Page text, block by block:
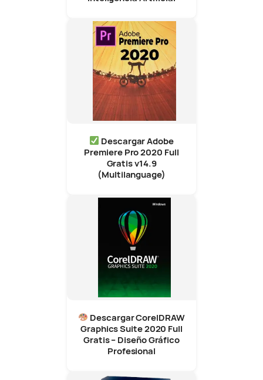
Descargar Adobe
Premiere Pro 2020 Full
Gratis v14.9
(Multilanguage)
Descargar CorelDRAW
Graphics Suite 2020 Full
Gratis – Diseño Gráfico
Profesional